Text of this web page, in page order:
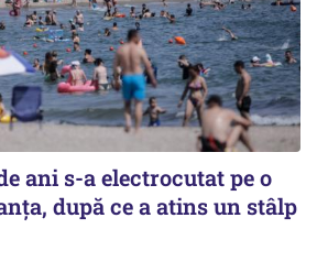
ani s-a electrocutat pe o
după ce a atins un stâlp